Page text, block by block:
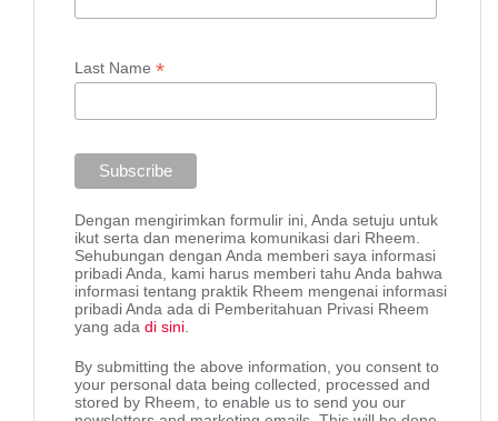
Last Name *
Dengan mengirimkan formulir ini, Anda setuju untuk
ikut serta dan menerima komunikasi dari Rheem.
Sehubungan dengan Anda memberi saya informasi
pribadi Anda, kami harus memberi tahu Anda bahwa
informasi tentang praktik Rheem mengenai informasi
pribadi Anda ada di Pemberitahuan Privasi Rheem
yang ada di sini.
By submitting the above information, you consent to
your personal data being collected, processed and
stored by Rheem, to enable us to send you our